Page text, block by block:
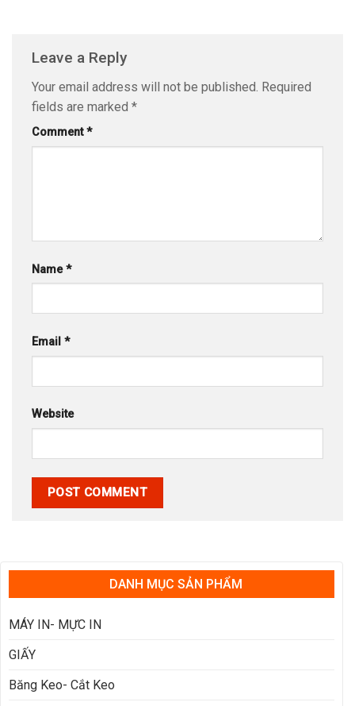
Leave a Reply
Your email address will not be published. Required
fields are marked *
Comment*
Name*
Email *
Website
DANH MỤC SẢN PHẨM
MÁY IN- MỰC IN
GIẤY
Băng Keo- Cắt Keo